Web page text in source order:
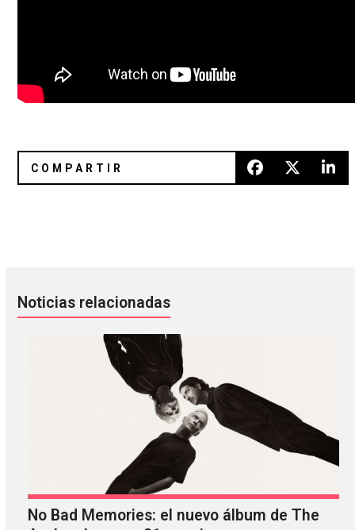
Noticias relacionadas
No Bad Memories: el nuevo álbum de The